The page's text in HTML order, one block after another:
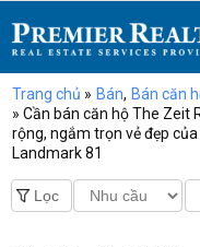
Trang chủ » Bán, Bán căn
» Cần bán căn hộ The Zeit
rộng, ngắm trọn vẻ đẹp
Landmark 81